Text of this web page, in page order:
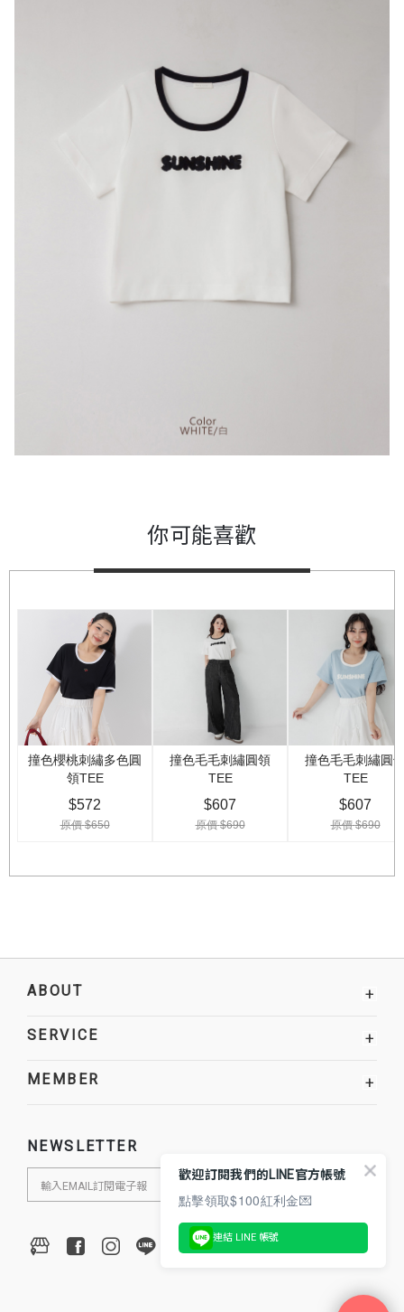
你可能喜歡
ABOUT +
SERVICE +
MEMBER +
NEWSLETTER
歡迎訂閱我們的LINE官方帳號
點擊領取$100紅利金💌
連結 LINE 帳號